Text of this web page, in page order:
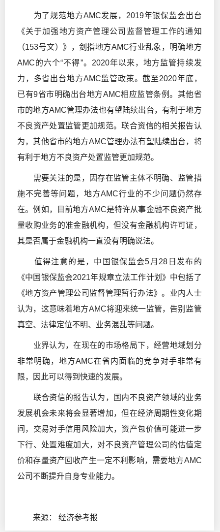
为了规范地方AMC发展，2019年银保监会出台
《关于加强地方资产管理公司监督管理工作的通知
（153号文）》，剑指地方AMC行业乱象，明确地方
AMC的六个“不得”。2020年以来，地方监管持续发
力，多省出台地方AMC监管政策。截至2020年底，
已有9省市明确出台地方AMC相应监管条例。其他省
市的地方AMC管理办法也有望陆续出台，有利于地方
不良资产处置监管更加规范。联合资信的相关报告认
为，其他省市的地方AMC管理办法有望陆续出台，将
有利于地方不良资产处置监管更加规范。
需要关注的是，因存在监管主体不明确、监管措
施不完善等问题，地方AMC行业的不少问题仍然存
在。例如，目前地方AMC是特许从事金融不良资产批
量收购业务的准金融机构，但没有金融机构许可证，
其是否属于金融机构一直没有明确说法。
值得注意的是，中国银保监会5月28日发布的
《中国银保监会2021年规章立法工作计划》中包括了
《地方资产管理公司监督管理暂行办法》。业内人士
认为，这意味着地方AMC将迎来统一监管，告别监管
真空、法律定位不明、业务混乱等问题。
业界认为，在现在的市场格局下，经营地域划分
非常明确，地方AMC在省内面临的竞争对手非常有
限，因此可以得到快速的发展。
联合资信的报告认为，国内不良资产领域的业务
发展机会未来将会显著增加，但在经济周期性变化期
间，交易对手信用风险加大，资产包价值可能进一步
下行、处置难度加大，对不良资产管理公司的估值定
价和存量资产回收产生一定不利影响，需要地方AMC
公司不断提升自身专业能力。
来源： 经济参考报